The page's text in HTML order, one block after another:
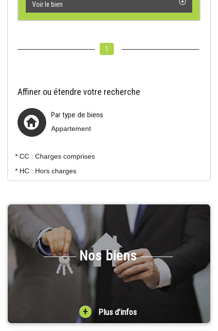
Voir le bien
1
Affiner ou étendre votre recherche
Par type de biens
Appartement
* CC : Charges comprises
* HC : Hors charges
Nos biens
+ Plus d'infos